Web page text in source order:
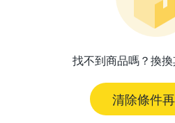
找不到商品嗎？換換
清除條件